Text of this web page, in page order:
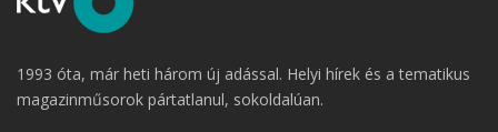
1993 óta, már heti három új adással. Helyi hírek és a tematikus
magazinműsorok pártatlanul, sokoldalúan.